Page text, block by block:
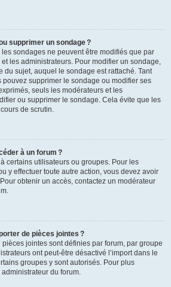
supprimer un sondage ?
sondages ne peuvent être modifiés que par
les administrateurs. Pour modifier un sondage,
du sujet, auquel le sondage est rattaché. Tant
pouvez supprimer le sondage ou modifier ses
seuls les modérateurs et les
ou supprimer le sondage. Cela évite que les
de scrutin.
à un forum ?
certains utilisateurs ou groupes. Pour les
y effectuer toute autre action, vous devez avoir
obtenir un accès, contactez un modérateur
de pièces jointes ?
pièces jointes sont définies par forum, par groupe
ont peut-être désactivé l’import dans le
groupes y sont autorisés. Pour plus
du forum.